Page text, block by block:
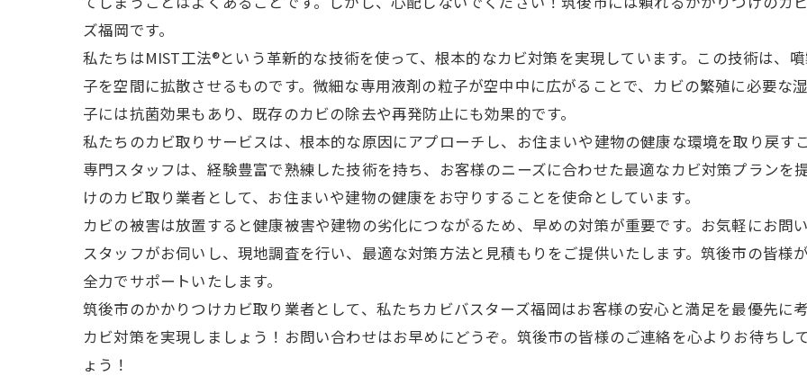
ズ福岡です。
私たちはMIST工法®という革新的な技術を使って、根本的なカビ対策を実現しています。この技術は、
子を空間に拡散させるものです。微細な専用液剤の粒子が空中中に広がることで、カビの繁殖に必要な
子には抗菌効果もあり、既存のカビの除去や再発防止にも効果的です。
私たちのカビ取りサービスは、根本的な原因にアプローチし、お住まいや建物の健康な環境を取り戻す
専門スタッフは、経験豊富で熟練した技術を持ち、お客様のニーズに合わせた最適なカビ対策プランを
けのカビ取り業者として、お住まいや建物の健康をお守りすることを使命としています。
カビの被害は放置すると健康被害や建物の劣化につながるため、早めの対策が重要です。お気軽にお問
スタッフがお伺いし、現地調査を行い、最適な対策方法と見積もりをご提供いたします。筑後市の皆様
全力でサポートいたします。
筑後市のかかりつけカビ取り業者として、私たちカビバスターズ福岡はお客様の安心と満足を最優先に
カビ対策を実現しましょう！お問い合わせはお早めにどうぞ。筑後市の皆様のご連絡を心よりお待ちし
ょう！